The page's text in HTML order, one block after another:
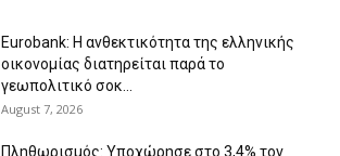
Eurobank: Η ανθεκτικότητα της ελληνικής
οικονομίας διατηρείται παρά το
γεωπολιτικό σοκ...
August 7, 2026
Πληθωρισμός: Υποχώρησε στο 3,4% τον